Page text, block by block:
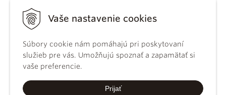
Vaše nastavenie cookies
Súbory cookie nám pomáhajú pri poskytovaní
služieb pre vás. Umožňujú spoznať a zapamätať si
vaše preferencie.
Prijať
KBS
kánonického
práva
Katechizmus